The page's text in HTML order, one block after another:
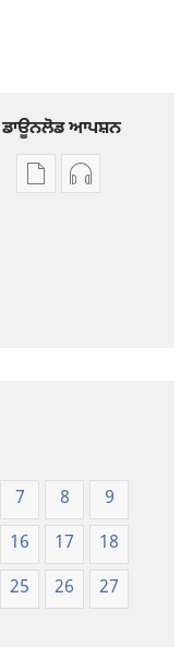
ਡਾਊਨਲੋਡ ਆਪਸ਼ਨ
ਡਿਜੀਟਲਆਡੀਓ
7 8
9
16 17
18
25 26
27